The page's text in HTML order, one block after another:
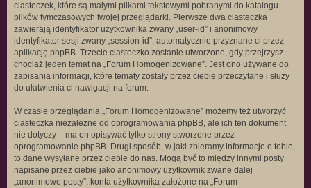
ciasteczek, które są małymi plikami tekstowymi pobranymi do katalogu
plików tymczasowych twojej przeglądarki. Pierwsze dwa ciasteczka
zawierają identyfikator użytkownika zwany „user-id” i anonimowy
identyfikator sesji zwany „session-id”, automatycznie przyznane ci przez
aplikację phpBB. Trzecie ciasteczko zostanie utworzone, gdy przejrzysz
chociaż jeden temat na „Forum Homogenizowane”. Jest ono używane do
zapisania informacji, które tematy zostały przez ciebie przeczytane i służy
do ułatwienia ci nawigacji na forum.
W czasie przeglądania „Forum Homogenizowane” możemy też utworzyć
ciasteczka niezależne od oprogramowania phpBB, ale ich ten dokument
nie dotyczy – ma on opisywać tylko strony stworzone przez
oprogramowanie phpBB. Drugi sposób, w jaki zbieramy informacje o tobie,
to dane wysyłane przez ciebie do nas. Mogą być to między innymi posty
napisane przez ciebie jako anonimowy użytkownik zwane dalej
„anonimowe posty”, konta użytkownika założone na „Forum